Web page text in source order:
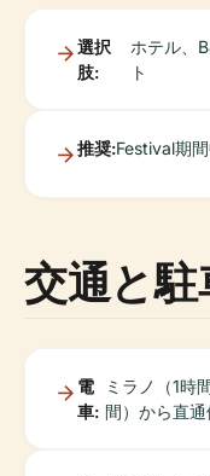
選択
肢:
ホテル、
ト
推奨:Festival期
交通と駐
電
車:
ミラノ（1時
間）から直通